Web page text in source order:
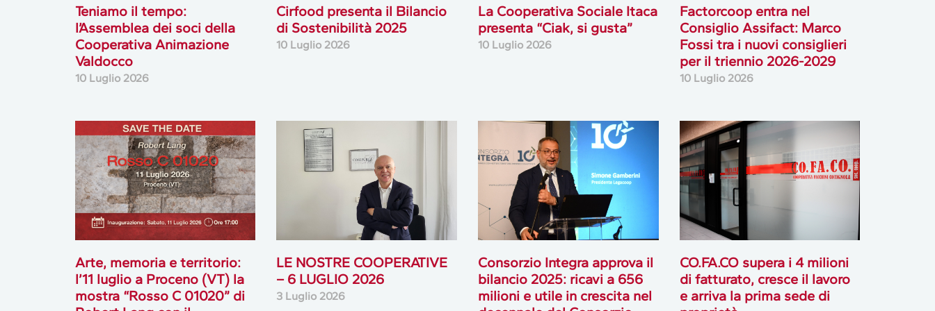
Teniamo il tempo:
l’Assemblea dei soci della
Cooperativa Animazione
Valdocco
10 Luglio 2026
Cirfood presenta il Bilancio
di Sostenibilità 2025
10 Luglio 2026
La Cooperativa Sociale Itaca
presenta “Ciak, si gusta”
10 Luglio 2026
Factorcoop entra nel
Consiglio Assifact: Marco
Fossi tra i nuovi consiglieri
per il triennio 2026-2029
10 Luglio 2026
Arte, memoria e territorio:
l’11 luglio a Proceno (VT) la
mostra “Rosso C 01020” di
LE NOSTRE COOPERATIVE
– 6 LUGLIO 2026
3 Luglio 2026
Consorzio Integra approva il
bilancio 2025: ricavi a 656
milioni e utile in crescita nel
CO.FA.CO supera i 4 milioni
di fatturato, cresce il lavoro
e arriva la prima sede di